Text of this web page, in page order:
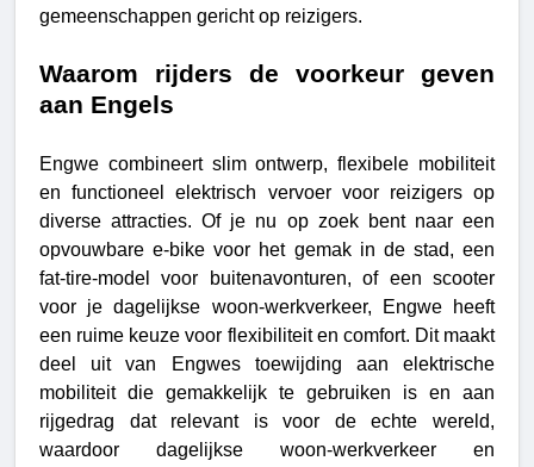
gemeenschappen gericht op reizigers.
Waarom rijders de voorkeur geven
aan Engels
Engwe combineert slim ontwerp, flexibele mobiliteit
en functioneel elektrisch vervoer voor reizigers op
diverse attracties. Of je nu op zoek bent naar een
opvouwbare e-bike voor het gemak in de stad, een
fat-tire-model voor buitenavonturen, of een scooter
voor je dagelijkse woon-werkverkeer, Engwe heeft
een ruime keuze voor flexibiliteit en comfort. Dit maakt
deel uit van Engwes toewijding aan elektrische
mobiliteit die gemakkelijk te gebruiken is en aan
rijgedrag dat relevant is voor de echte wereld,
waardoor dagelijkse woon-werkverkeer en